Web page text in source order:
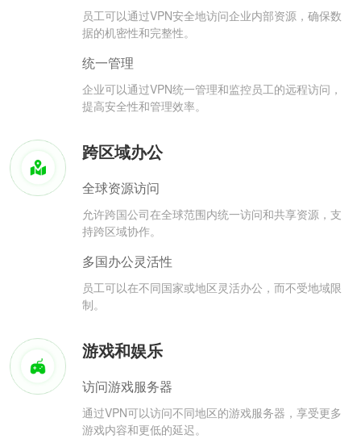
员工可以通过VPN安全地访问企业内部资源，确保数
据的机密性和完整性。
统一管理
企业可以通过VPN统一管理和监控员工的远程访问，
提高安全性和管理效率。
跨区域办公
全球资源访问
允许跨国公司在全球范围内统一访问和共享资源，支
持跨区域协作。
多国办公灵活性
员工可以在不同国家或地区灵活办公，而不受地域限
制。
游戏和娱乐
访问游戏服务器
通过VPN可以访问不同地区的游戏服务器，享受更多
游戏内容和更低的延迟。